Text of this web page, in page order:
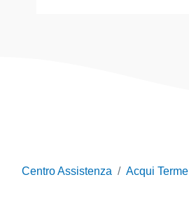
Centro Assistenza Acqui Terme